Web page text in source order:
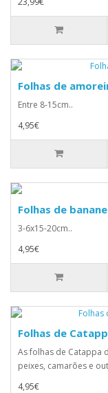
Folhas de
Entre 8-15cm..
4,95€
Folhas de
3-6x15-20cm..
4,95€
Folhas de
As folhas de Catappa
peixes, camarões e
4,95€